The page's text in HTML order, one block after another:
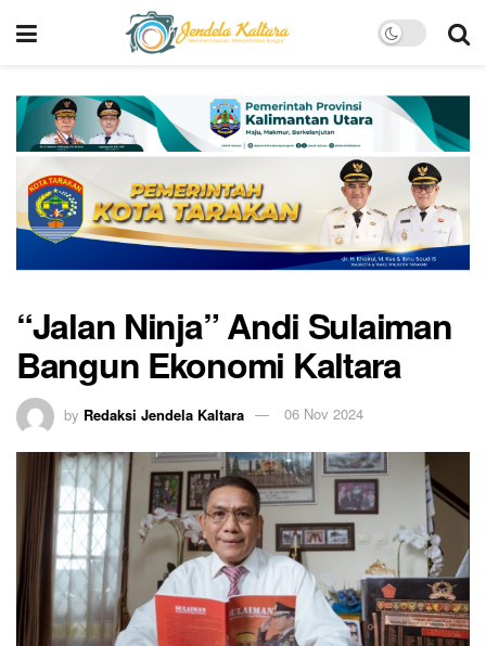
“Jalan Ninja” Andi Sulaiman
Bangun Ekonomi Kaltara
by Redaksi Jendela Kaltara 06 Nov 2024